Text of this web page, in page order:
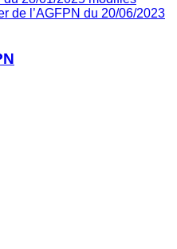
de l’AGFPN du 20/06/2023